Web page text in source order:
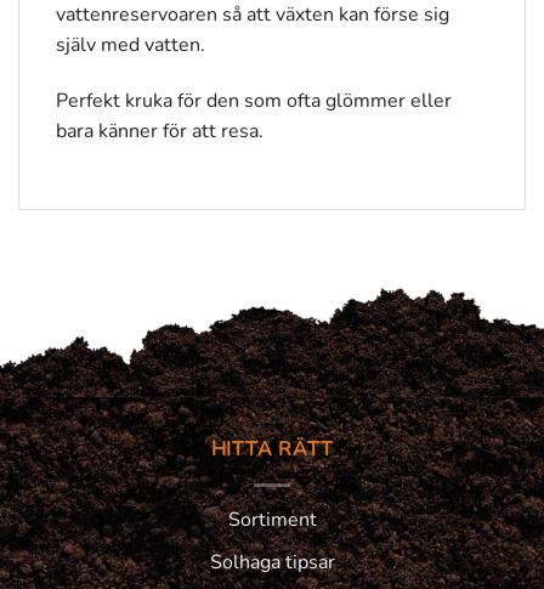
vattenreservoaren så att växten kan förse sig
själv med vatten.
Perfekt kruka för den som ofta glömmer eller
bara känner för att resa.
HITTA RÄTT
Sortiment
Solhaga tipsar